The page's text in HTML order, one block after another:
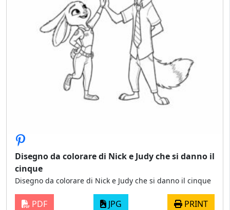
Disegno da colorare di Nick e Judy che si danno il
cinque
Disegno da colorare di Nick e Judy che si danno il cinque
PDF JPG PRINT